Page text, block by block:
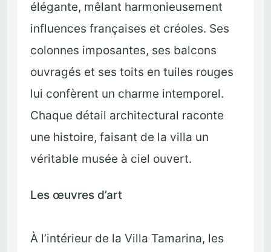
élégante, mêlant harmonieusement
influences françaises et créoles. Ses
colonnes imposantes, ses balcons
ouvragés et ses toits en tuiles rouges
lui confèrent un charme intemporel.
Chaque détail architectural raconte
une histoire, faisant de la villa un
véritable musée à ciel ouvert.
Les œuvres d’art
À l’intérieur de la Villa Tamarina, les